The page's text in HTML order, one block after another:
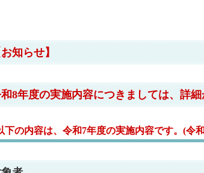
お知らせ】
8年度の実施内容につきましては、詳
の内容は、令和7年度の実施内容です。(令